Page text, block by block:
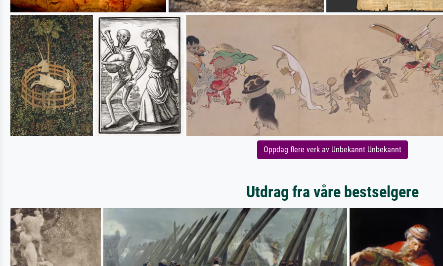
Oppdag flere verk av Unbekannt Unbekannt
Utdrag fra våre bestselgere